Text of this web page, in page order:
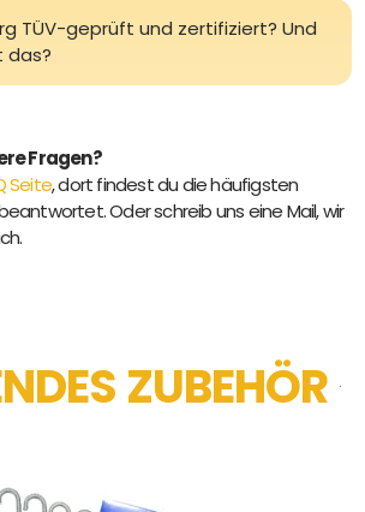
TÜV-geprüft und zertifiziert? Und
das?
Fragen?
Seite, dort findest du die häufigsten
Oder schreib uns eine Mail, wir
ZUBEHÖR